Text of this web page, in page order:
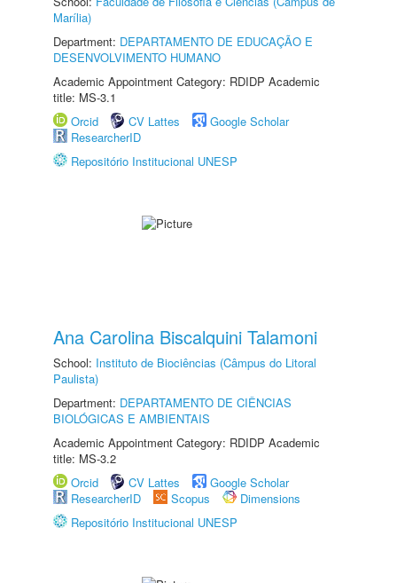
Marília)
Department: DEPARTAMENTO DE EDUCAÇÃO E
DESENVOLVIMENTO HUMANO
Academic Appointment Category: RDIDP Academic
title: MS-3.1
Orcid
CV Lattes
Google Scholar
ResearcherID
Repositório Institucional UNESP
Ana Carolina Biscalquini Talamoni
School: Instituto de Biociências (Câmpus do Litoral
Paulista)
Department: DEPARTAMENTO DE CIÊNCIAS
BIOLÓGICAS E AMBIENTAIS
Academic Appointment Category: RDIDP Academic
title: MS-3.2
Orcid
CV Lattes
Google Scholar
ResearcherID
Scopus
Dimensions
Repositório Institucional UNESP